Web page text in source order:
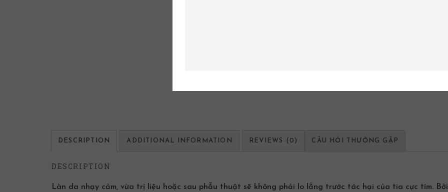
DESCRIPTION ADDITIONAL INFORMATION REVIEWS (0) CÂU HỎI THƯỜNG GẶP
DESCRIPTION
Làn da nhạy cảm, vừa trị liệu hoặc sau phẫu thuật sẽ không phải lo lắng trước tác hại của tia cực tím.